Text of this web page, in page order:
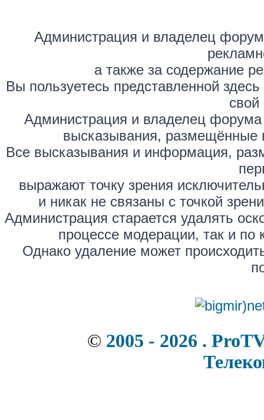
Администрация и владелец
а также за содержание
Вы пользуетесь представленной
свой
Администрация и владелец форума
высказывания, размещённые
Все высказывания и информация,
выражают точку зрения
и никак не связаны с точкой
Администрация старается удалять
процессе модерации, так и по
Однако удаление может
© 2005 - 2026 .